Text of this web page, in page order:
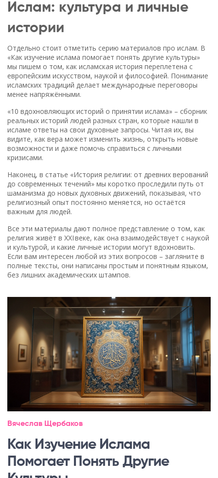
Ислам: культура и личные
истории
Отдельно стоит отметить серию материалов про ислам. В
«Как изучение ислама помогает понять другие культуры»
мы пишем о том, как исламская история переплетена с
европейским искусством, наукой и философией. Понимание
исламских традиций делает международные переговоры
менее напряжёнными.
«10 вдохновляющих историй о принятии ислама» – сборник
реальных историй людей разных стран, которые нашли в
исламе ответы на свои духовные запросы. Читая их, вы
видите, как вера может изменить жизнь, открыть новые
возможности и даже помочь справиться с личными
кризисами.
Наконец, в статье «История религии: от древних верований
до современных течений» мы коротко проследили путь от
шаманизма до новых духовных движений, показывая, что
религиозный опыт постоянно меняется, но остаётся
важным для людей.
Все эти материалы дают полное представление о том, как
религия живёт в XXI веке, как она взаимодействует с наукой
и культурой, и какие личные истории могут вдохновить.
Если вам интересен любой из этих вопросов – загляните в
полные тексты, они написаны простым и понятным языком,
без лишних академических штампов.
Вячеслав Щербаков
Как Изучение Ислама
Помогает Понять Другие